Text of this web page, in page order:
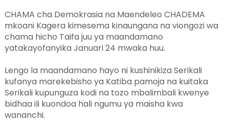
CHAMA cha Demokrasia na Maendeleo CHADEMA
mkoani Kagera kimesema kinaungana na viongozi wa
chama hicho Taifa juu ya maandamano
yatakayofanyika Januari 24 mwaka huu.
Lengo la maandamano hayo ni kushinikiza Serikali
kufanya marekebisho ya Katiba pamoja na kuitaka
Serikali kupunguza kodi na tozo mbalimbali kwenye
bidhaa ili kuondoa hali ngumu ya maisha kwa
wananchi.